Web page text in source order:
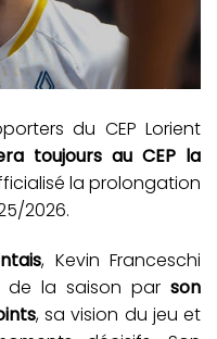
du CEP Lorient
toujours au CEP la
la prolongation
2026.
, Kevin Franceschi
de la saison par son
, sa vision du jeu et